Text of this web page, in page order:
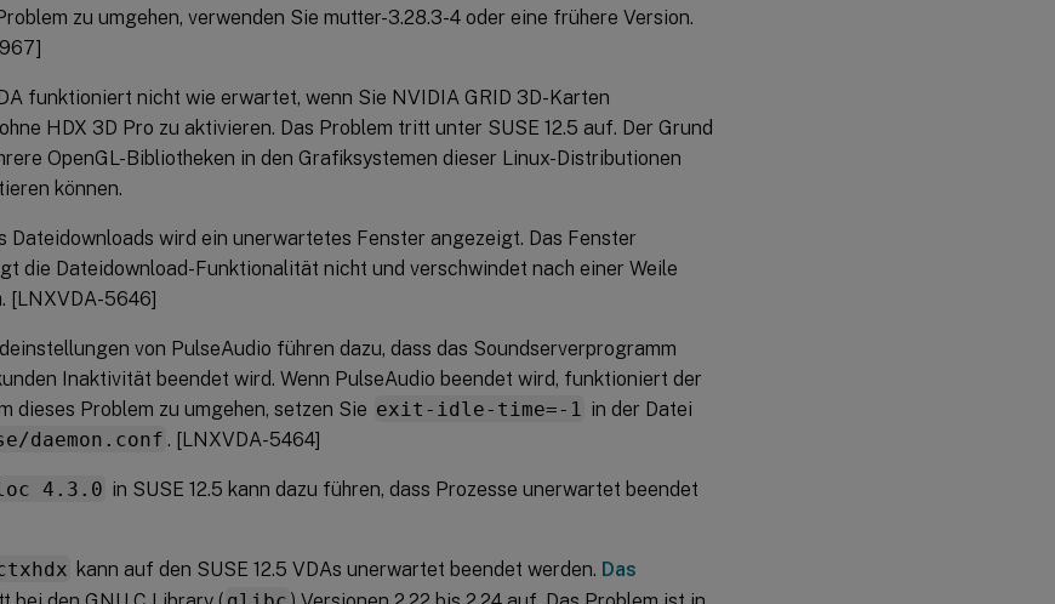
zu umgehen, verwenden Sie mutter-3.28.3-4 oder eine frühere Version.
funktioniert nicht wie erwartet, wenn Sie NVIDIA GRID 3D-Karten
HDX 3D Pro zu aktivieren. Das Problem tritt unter SUSE 12.5 auf. Der Grund
OpenGL-Bibliotheken in den Grafiksystemen dieser Linux-Distributionen
können.
Dateidownloads wird ein unerwartetes Fenster angezeigt. Das Fenster
die Dateidownload-Funktionalität nicht und verschwindet nach einer Weile
[LNXVDA-5646]
von PulseAudio führen dazu, dass das Soundserverprogramm
Inaktivität beendet wird. Wenn PulseAudio beendet wird, funktioniert der
dieses Problem zu umgehen, setzen Sie exit-idle-time=-1
in der Datei
daemon.conf . [LNXVDA-5464]
4.3.0 in SUSE 12.5 kann dazu führen, dass Prozesse unerwartet beendet
kann auf den SUSE 12.5 VDAs unerwartet beendet werden. Das